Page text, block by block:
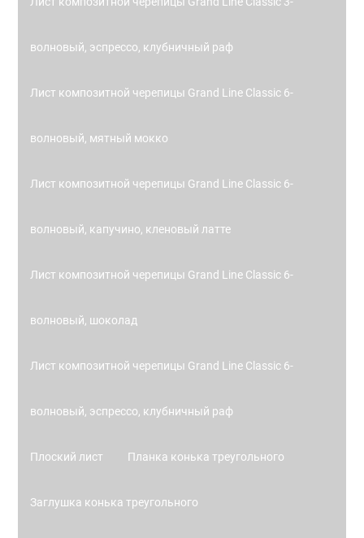
волновый, эспрессо, клубничный раф
Лист композитной черепицы Grand Line Classic 6-
волновый, мятный мокко
Лист композитной черепицы Grand Line Classic 6-
волновый, капучино, кленовый латте
Лист композитной черепицы Grand Line Classic 6-
волновый, шоколад
Лист композитной черепицы Grand Line Classic 6-
волновый, эспрессо, клубничный раф
Плоский лист Планка конька треугольного
Заглушка конька треугольного